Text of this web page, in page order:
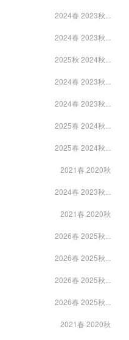
2024春 2023秋...
2024春 2023秋...
2025秋 2024秋...
2024春 2023秋...
2024春 2023秋...
2025春 2024秋...
2025春 2024秋...
2021春 2020秋
2024春 2023秋...
2021春 2020秋
2026春 2025秋...
2026春 2025秋...
2026春 2025秋...
2026春 2025秋...
2021春 2020秋